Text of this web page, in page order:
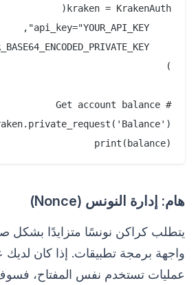
print(balance)
هام: إدارة النونس (Nonce)
يتطلب كراكن نونسًا متزايدًا بشكل
واجهة برمجة تطبيقات. إذا كان
عمليات تستخدم نفس المفتاح،